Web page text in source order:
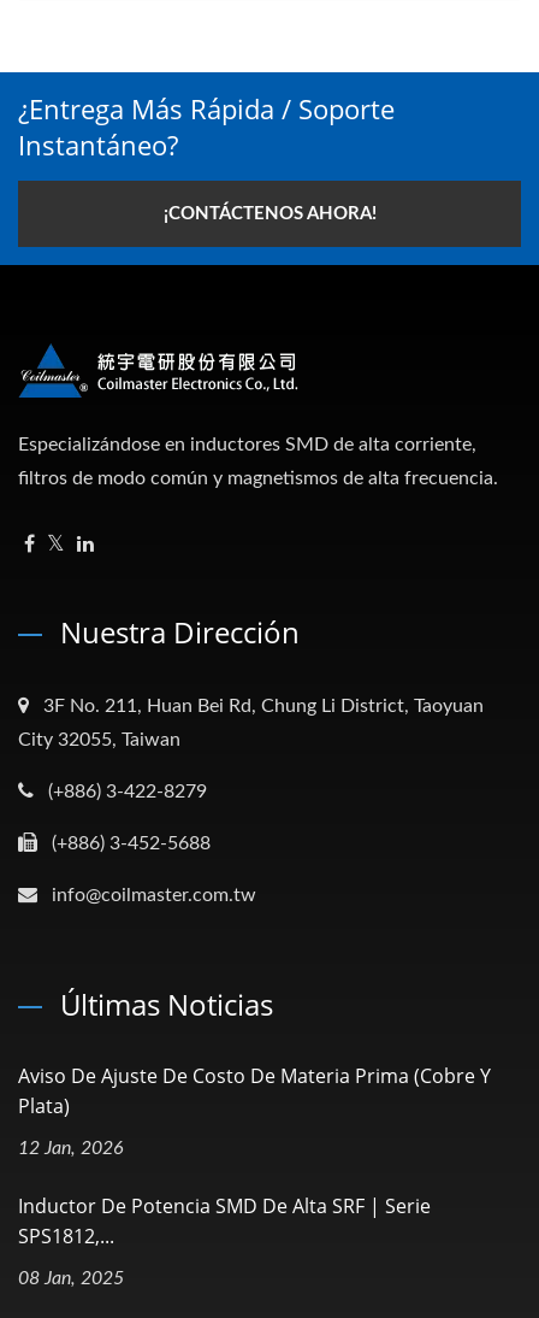
¿Entrega Más Rápida / Soporte
Instantáneo?
¡CONTÁCTENOS AHORA!
Especializándose en inductores SMD de alta corriente,
filtros de modo común y magnetismos de alta frecuencia.
Nuestra Dirección
3F No. 211, Huan Bei Rd, Chung Li District, Taoyuan
City 32055, Taiwan
(+886) 3-422-8279
(+886) 3-452-5688
info@coilmaster.com.tw
Últimas Noticias
Aviso De Ajuste De Costo De Materia Prima (Cobre Y
Plata)
12 Jan, 2026
Inductor De Potencia SMD De Alta SRF | Serie
SPS1812,...
08 Jan, 2025